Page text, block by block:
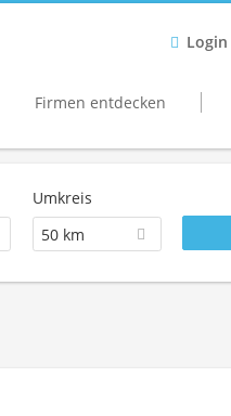
Login
Firmen entdecken
Umkreis
50 km